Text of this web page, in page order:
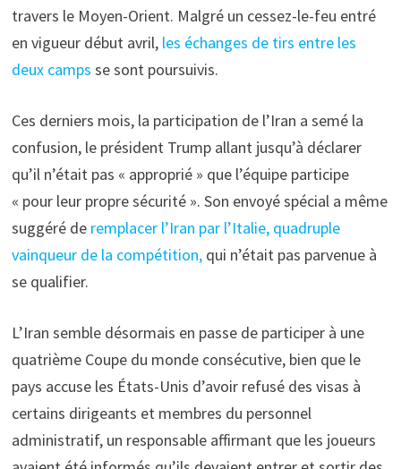
travers le Moyen-Orient. Malgré un cessez-le-feu entré
en vigueur début avril, les échanges de tirs entre les
deux camps se sont poursuivis.
Ces derniers mois, la participation de l’Iran a semé la
confusion, le président Trump allant jusqu’à déclarer
qu’il n’était pas « approprié » que l’équipe participe
« pour leur propre sécurité ». Son envoyé spécial a même
suggéré de remplacer l’Iran par l’Italie, quadruple
vainqueur de la compétition,qui n’était pas parvenue à
se qualifier.
L’Iran semble désormais en passe de participer à une
quatrième Coupe du monde consécutive, bien que le
pays accuse les États-Unis d’avoir refusé des visas à
certains dirigeants et membres du personnel
administratif, un responsable affirmant que les joueurs